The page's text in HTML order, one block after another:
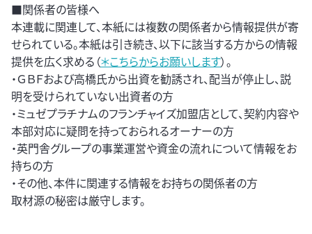
■関係者の皆様へ
本連載に関連して、本紙には複数の関係者から情報提供が寄
せられている。本紙は引き続き、以下に該当する方からの情報
提供を広く求める（＊こちらからお願いします）。
・ＧＢＦおよび高橋氏から出資を勧誘され、配当が停止し、説
明を受けられていない出資者の方
・ミュゼプラチナムのフランチャイズ加盟店として、契約内容や
本部対応に疑問を持っておられるオーナーの方
・英門舎グループの事業運営や資金の流れについて情報をお
持ちの方
・その他、本件に関連する情報をお持ちの関係者の方
取材源の秘密は厳守します。